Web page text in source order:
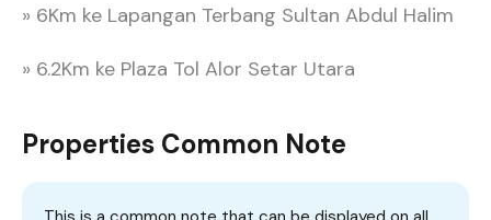
» 6Km ke Lapangan Terbang Sultan Abdul Halim
» 6.2Km ke Plaza Tol Alor Setar Utara
Properties Common Note